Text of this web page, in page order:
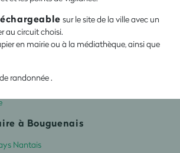
sur le site de la ville avec un
au circuit choisi.
en mairie ou à la médiathèque, ainsi que
randonnée .
à Bouguenais
Nantais